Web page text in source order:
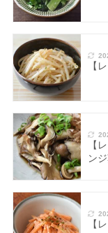
【
【
ン
【